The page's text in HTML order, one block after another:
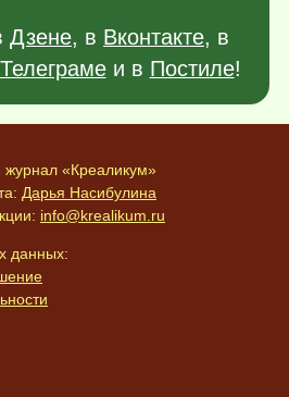
Дзене, в Вконтакте, в
Телеграмеи в Постиле!
журнал «Креаликум»
Дарья Насибулина
info@krealikum.ru
данных: